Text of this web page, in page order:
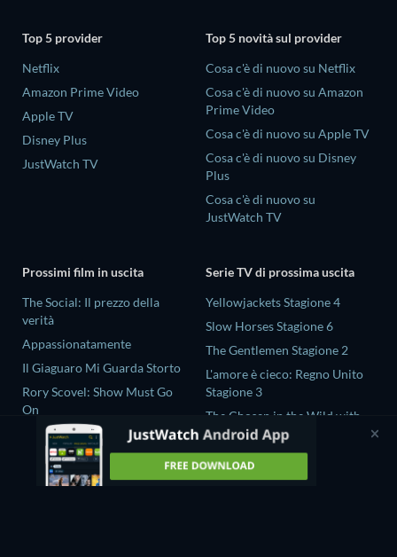
Top 5 provider
Netflix
Amazon Prime Video
Apple TV
Disney Plus
JustWatch TV
Top 5 novità sul provider
Cosa c'è di nuovo su Netflix
Cosa c'è di nuovo su Amazon
Prime Video
Cosa c'è di nuovo su Apple TV
Cosa c'è di nuovo su Disney
Plus
Cosa c'è di nuovo su
JustWatch TV
Prossimi film in uscita
The Social: Il prezzo della
verità
Appassionatamente
Il Giaguaro Mi Guarda Storto
Rory Scovel: Show Must Go
On
Nando tra due mondi - Un film
di Sintonia
Serie TV di prossima uscita
Yellowjackets Stagione 4
Slow Horses Stagione 6
The Gentlemen Stagione 2
L'amore è cieco: Regno Unito
Stagione 3
The Chosen in the Wild with
Bear Grylls Stagione 1